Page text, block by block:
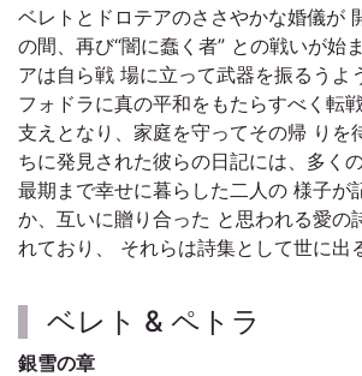
ベレトとドロテアのささやかな婚儀が
の間、再び“闇に蠢く者” との戦いが始
アは自ら戦 場に立って武器を振るうよ
フォドラに真の平和をもたらすべく転
支えとなり、家庭を守ってその帰 りを
ちに発見された彼らの日記には、多く
最期まで幸せに暮らした二人の 様子が
か、互いに贈り合った と思われる愛の
れており、 それらは詩集として世に出
ベレト & ペトラ
銀雪の章